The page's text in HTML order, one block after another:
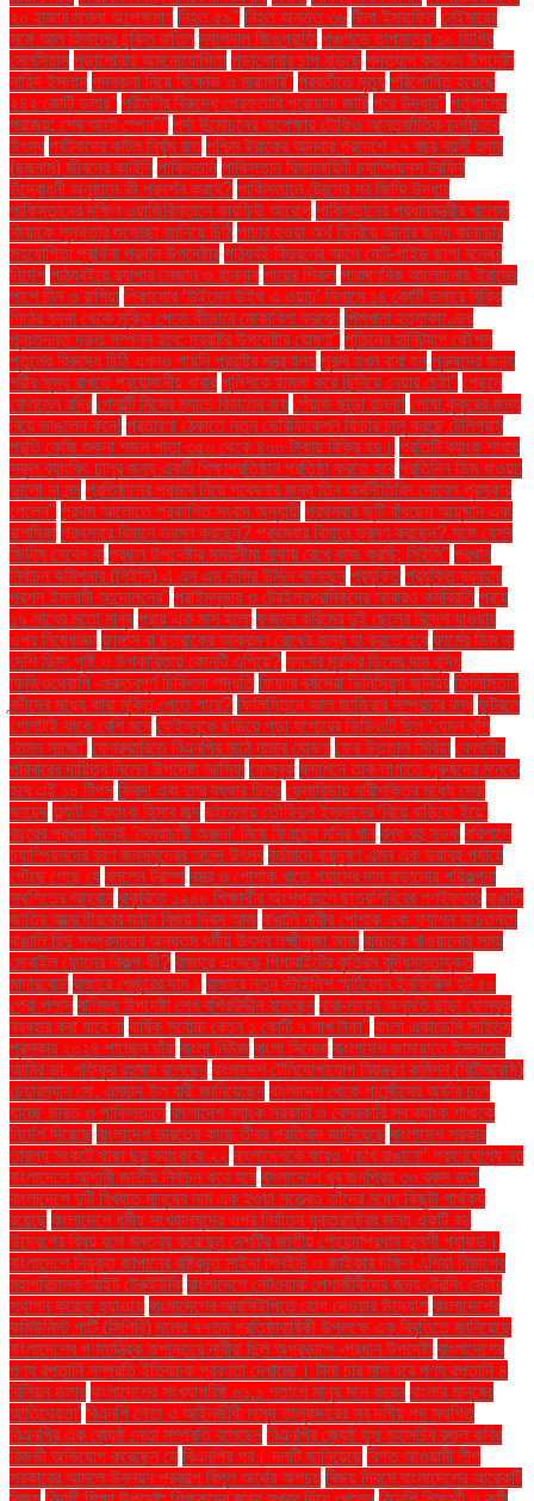
২০ হাজার মামলা অপেক্ষমাণ নিহত ৫৯" নিহত অন্তত ৩৬ নীলা ইসরাফিল নেইমারের
সঙ্গে আল হিলালের চুক্তি বাতিল ন্যাশনাল জিওগ্রাফি পঞ্চগড়ে তাপমাত্রা ১০ ডিগ্রি
সেলসিয়াস পড়াশোনায় অমনোযোগিতা পড়াশোনার চাপ বাড়ছে পদত্যাগ করলেন উপদেষ্টা
নাহিদ ইসলাম পদবঞ্চনা নিয়ে বিক্ষোভ ও মারামারি" পরবর্তীতে মৃত্যু পরিশোধিত হয়েছে
২৪২ কোটি ডলার" পরীমণির বিরুদ্ধে গ্রেফতারি পরোয়ানা জারি পরে উদ্ধার" পর্তুগালের
পরাজয়; শেষ আটে স্পেন"" পর্দা উন্মোচনের অপেক্ষায় টোকিও আন্তর্জাতিক চলচ্চিত্র
উৎসব পর্যটকদের কাটল নির্ঘুম রাত পশ্চিম ইরাকের আনবার প্রদেশে ১৭ বছর বয়সী হুদার
(ছদ্মনাম) জীবনের কাহিনি পাকিস্তান পাকিস্তান বিমানবাহিনী চ্যাম্পিয়নস ট্রফির
উদ্বোধনী অনুষ্ঠানে কী প্রদর্শন করবে? পাকিস্তানে ট্রেনের সব জিম্মি উদ্ধার
পাকিস্তানের দক্ষিণ ওয়াজিরিস্তানে কারফিউ আরোপ পাকিস্তানের প্রধানমন্ত্রীর খালেদা
জিয়াকে সুস্থতার শুভেচ্ছা জানিয়ে চিঠি পাচার হওয়া অর্থ ফিরিয়ে আনার জন্য কানাডার
সহযোগিতা প্রার্থনা প্রধান উপদেষ্টার পাঠ্যবই বিতরণের আগে নোট-গাইড ছাপা বন্ধের
নির্দেশ পাঠ্যবইয়ে র‍্যাপার সেজান ও হান্নান পায়ের শিকল পারমাণবিক আলোচনায় ইরানের
পাশে চীন ও রাশিয়া পিকাসোর ‘উইমেন উইথ এ ওয়াচ’ নিলামে ১৪ কোটি ডলারে বিক্রি
পিঠের ব্যথা থেকে মুক্তি পেতে কীভাবে মোকাবিলা করবেন পিলখানা হত্যাকাণ্ডের
পুনঃতদন্ত দ্রুত সম্পন্ন হবে: স্বরাষ্ট্র উপদেষ্টার ঘোষণা" পুতিনের হানিট্র্যাপ কৌশল
পুতুলের বিরুদ্ধে চিঠি এখনও পায়নি পররাষ্ট্র মন্ত্রণালয় পুরুষ যখন বাবা হন পুরুষদের জন্য
শরীর সুস্থ রাখতে প্রয়োজনীয় খাবার পুলিশকে হামলা করে ছিনিয়ে নেয়ার চেষ্টা" পেছনে
ফেললেন রদ্রি পেনাল্টি মিসের ম্যাচে রিয়ালের জয় পেঁয়াজ ছাড়া রান্না! পোষা কুকুরের জন্য
বিয়ে ভাঙলেন কনে! প্রতারণা ঠেকাতে নতুন ভেরিফিকেশন ফিচার চালু করছে টেলিগ্রাম
প্রতি কেজি শুকনা শজন পাতা ৩৫০ থেকে ৪০০ টাকায় বিক্রি হয়। প্রতিটি ব্যাংক শাখায়
স্কুল ব্যাংকিং চালুর জন্য একটি শিক্ষাপ্রতিষ্ঠান প্রতিষ্ঠা করতে হবে প্রতিদিন ডিম খাওয়া:
ভালো না মন্দ প্রতিষ্ঠানের প্রভাব নিয়ে গবেষণার জন্য তিন অর্থনীতিবিদ নোবেল পুরস্কার
পেলেন" প্রথম আলোতে প্রকাশিত সংবাদ অনুযায়ী প্রথমবার জুটি বাঁধছেন আয়ুষ্মান এবং
রাশমিকা প্রথমবার বিমানে ভ্রমণ করছেন? প্রথমবার বিমানে ভ্রমণ করছেন? সঙ্গে যেসব
জিনিস নেবেন না প্রধান উপদেষ্টার সময়সীমা মাথায় রেখে কাজ করছি: সিইসি" প্রধান
নির্বাচন কমিশনার (সিইসি) এ এম এম নাসির উদ্দিন বলেছেন প্রযুক্তি প্রযুক্তি ব্যবহার
প্রশ্ন ইসলামী আন্দোলনের" প্রাইমমুভার ও ট্রেইলরশ্রমিকদের আবারও কর্মবিরতি প্রায়
১৯ লাখের মতো মানুষ প্রায় এক মাস হলো ফজলে করিমের দুই ছেলের বিদেশ যাওয়ার
ওপর নিষেধাজ্ঞা ফাঙ্গাস বা ছত্রাকের আক্রমণ রোধের জন্য যা করতে হবে ফার্মের ডিম না
দেশি ডিম: পুষ্টি ও উপকারিতায় কোনটি এগিয়ে? ফার্মের মুরগির ডিমের দাম বৃদ্ধি
ফিজিওথেরাপি -গুরুত্বপূর্ণ চিকিৎসা পদ্ধতি ফিফার বর্ষসেরা ভিনিসিয়ুস জুনিয়র ফিলিস্তিনি
বন্দীদের মধ্যে কারা মুক্তি পেতে পারে? ফিলিস্তিনে আল জাজিরার সম্প্রচার বন্ধ ফুটবলে
গোলটাই থাকে বেশি মনে ফেইসবুকে ছড়িয়ে পড়া যশোরের ভিডিওটি ছিল ‘যেমন খুশি
তেমন সাজো’ ফেব্রুয়ারিতে বিএনপির মাঠে নামার ঘোষণা ফের উত্তাল সিরিয়া ফেলানীর
পরিবারের দায়িত্ব নিলেন উপদেষ্টা আসিফ ফেসবুক ফ্যাশনে তাক লাগাতে পুরুষদের মানতে
হবে এই ১০ টিপস ফ্রিদা এবং তার ব্যথার চিত্র ফ্লোরিডায় নারীশক্তির মধ্যে সেরা
জায়েদ ফ্ল্যাট ও ব্যাংক হিসাব জব্দ বইমেলায় তৌহিদুল ইসলামের ‘বিয়ে বাড়িতে ইয়ে’
বছরের প্রথম দিনেই ‘স্বৈরাচারী অঞ্জনা’ নিয়ে ফিরছেন মনির খান বন্ধ বহু সড়ক বরিশালে
চ্যাম্পিয়নদের বরণ জনসমুদ্রের আনন্দ উৎসব বর্তমানে বায়ুদূষণ এমন এক ভয়াবহ পর্যায়ে
পৌঁছে গেছে যে বললেন ট্রাম্প বস্ত্র ও পোশাক খাতে গ্যাসের দাম বাড়ানোর পরিকল্পনা
স্থগিতের আহ্বান বাকৃবিতে ১২০০ শিক্ষার্থীর অংশগ্রহণে ছাত্রশিবিরের গণইফতার বাঙালি
জাতির আত্মগৌরবের মহান বিজয় দিবস আজ বাঙালি নারীর পোশাক এবং ফ্যাশন সচেতনতা
বাঙালি হিন্দু সম্প্রদায়ের অন্যতম ধর্মীয় উৎসব লক্ষ্মীপূজা আজ বাচ্চাকে খাওয়ানোর সময়
মোবাইল ফোনের বিকল্প কী? বাজারে এসেছে গিগাবাইটের কৃত্রিম বুদ্ধিমত্তাযুক্ত
মাদারবোর্ড বাজারে খেজুরের দাম ১ বাজারে নতুন স্টাইলিশ স্মার্টফোন ইনফিনিক্স হট ৫০
প্রো প্লাস বাণিজ্য উপদেষ্টা শেখ বশিরউদ্দীন বলেছেন বাবা-মায়ের অনুমতি ছাড়া ফেসবুক
ব্যবহার করা যাবে না বার্ষিক সর্বোচ্চ বেতন ১ কোটি ৭ লাখ টাকা" বাংলা একাডেমি সাহিত্য
পুরস্কার ২০২৪ পাচ্ছেন যাঁরা বাংলা নিউজ বাংলা সিনেমা বাংলাদেশ জামায়াতে ইসলামের
আমির ডা. শফিকুর রহমান বলেছেন বাংলাদেশ টেলিযোগাযোগ নিয়ন্ত্রণ কমিশন (বিটিআরসি)
চেয়ারম্যান মো. এমদাদ উল বারী জানিয়েছেন বাংলাদেশ থেকে গার্মেন্টসের অর্ডার চলে
যাচ্ছে ভারত ও পাকিস্তানে বাংলাদেশ ব্যাংক সরকারি ও বেসরকারি সব ব্যাংক শাখাকে
নির্দেশ দিয়েছে বাংলাদেশ ভারতের কাছে তীব্র প্রতিবাদ জানিয়েছে বাংলাদেশ সরকার
তারল্য সংকটে থাকা ছয় ব্যাংককে ২২ বাংলাদেশকে কারও ‘চোখ রাঙানো’ গ্রহণযোগ্য নয়
বাংলাদেশে আগামী জাতীয় নির্বাচন কবে হবে বাংলাদেশে খুব জনপ্রিয় ৩০ রকম ভর্তা
বাংলাদেশে দুটি বিখ্যাত মানুষের নাম এক হওয়া সত্ত্বেও তাঁদের মধ্যে কিছুটা পার্থক্য
রয়েছে বাংলাদেশে ধর্মীয় সংখ্যালঘুদের ওপর নির্যাতন যুক্তরাষ্ট্রের জন্য একটি বড়
উদ্বেগের বিষয় বলে মন্তব্য করেছেন দেশটির জাতীয় গোয়েন্দাপ্রধান তুলসী গ্যাবার্ড।
বাংলাদেশে নিযুক্ত জাপানের রাষ্ট্রদূত সাইদা শিনইচি ও জাইকার দক্ষিণ এশিয়া বিভাগের
মহাপরিচালক আইট টেরুইউকি বাংলাদেশে নেটওয়ার্ক পেশাজীবীদের জন্য ট্রেনিং সেন্টার
স্থাপন করেছে হুয়াওয়ে বাংলাদেশের আরসিইপিতে যোগ দেওয়ার উদ্যোগ বাংলাদেশের
কমিউনিস্ট পার্টি (সিপিবি) দলের ৭৭তম প্রতিষ্ঠাবার্ষিকী উপলক্ষে এক বিবৃতিতে জানিয়েছে
বাংলাদেশের গণতান্ত্রিক রূপান্তরে নারীরা ছিল অগ্রভাগে -প্রধান উপদেষ্টা বাংলাদেশের
পণ্য রপ্তানি সম্প্রতি ইতিবাচক প্রবণতা দেখাচ্ছে। টানা চার মাস ধরে পণ্য রপ্তানি ৪
বিলিয়ন ডলার বাংলাদেশের সংখ্যাগরিষ্ঠ ৬১.১ শতাংশ মানুষ মনে করেন বাংলার মানুষের
আতিথেয়তা' বিএনপি নেতা ও আইনজীবী মাসুদ তালুকদারের সব দলীয় পদ স্থগিত
বিএনপির এক জ্যেষ্ঠ নেতা সম্প্রতি বলেছেন বিএনপির জ্যেষ্ঠ যুগ্ম মহাসচিব রুহুল কবির
রিজভী অভিযোগ করেছেন যে বিএনপির পর। দলটি জানিয়েছে বিগত আওয়ামী লীগ
সরকারের আমলে উন্নয়ন প্রকল্পে বিপুল অর্থের অপচয় বিজয় দিবসে বাংলাদেশের আরেকটি